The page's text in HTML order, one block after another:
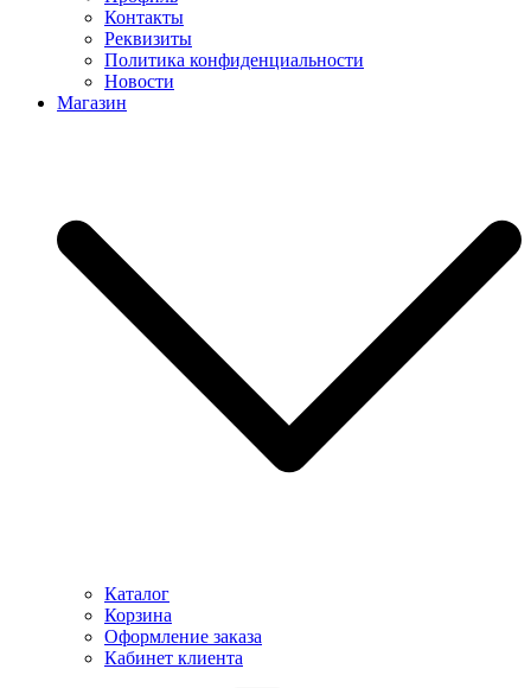
Контакты
Реквизиты
Политика конфиденциальности
Новости
Магазин
Каталог
Корзина
Оформление заказа
Кабинет клиента